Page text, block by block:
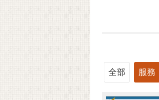
全部 服務